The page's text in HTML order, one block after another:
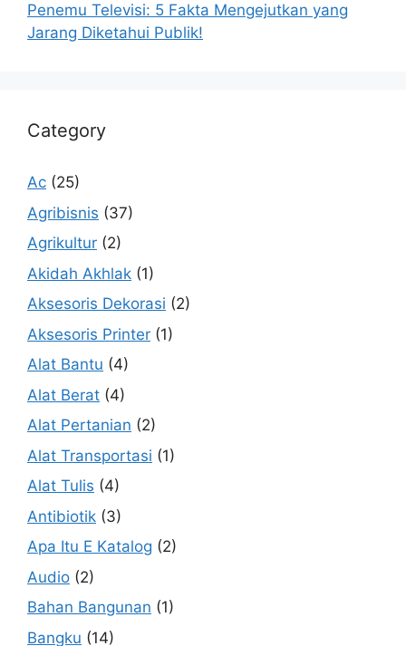
Penemu Televisi: 5 Fakta Mengejutkan yang
Jarang Diketahui Publik!
Category
Ac (25)
Agribisnis (37)
Agrikultur (2)
Akidah Akhlak (1)
Aksesoris Dekorasi (2)
Aksesoris Printer (1)
Alat Bantu (4)
Alat Berat (4)
Alat Pertanian (2)
Alat Transportasi (1)
Alat Tulis (4)
Antibiotik (3)
Apa Itu E Katalog (2)
Audio (2)
Bahan Bangunan (1)
Bangku (14)